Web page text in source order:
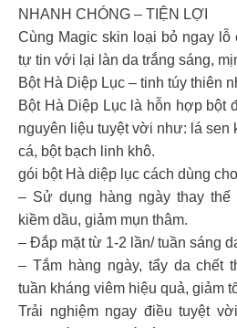
NHANH CHÓNG – TIỆN LỢI
Cùng Magic skin loại bỏ ngay lỗ
tự tin với lại làn da trắng sáng,
Bột Hà Diệp Lục – tinh túy thiên
Bột Hà Diệp Lục là hỗn hợp bột
nguyên liệu tuyệt vời như: lá sen
cá, bột bạch linh khô.
gói bột Hà diệp lục cách dùng
– Sử dụng hàng ngày thay
kiềm dầu, giảm mụn thâm.
– Đắp mặt từ 1-2 lần/ tuần sáng
– Tắm hàng ngày, tẩy da chết
tuần kháng viêm hiệu quả, giảm
Trải nghiệm ngay điều tuyệt